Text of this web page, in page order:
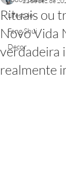
Lifestyle
Feng Shui
Decor
Rituais ou
Novo Vida
verdadeira
realmente